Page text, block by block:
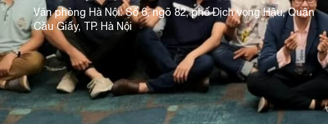
Văn phòng Hà Nội: Số 6, ngõ 82, phố Dịch vọng Hậu, Quận
Cầu Giấy, TP. Hà Nội